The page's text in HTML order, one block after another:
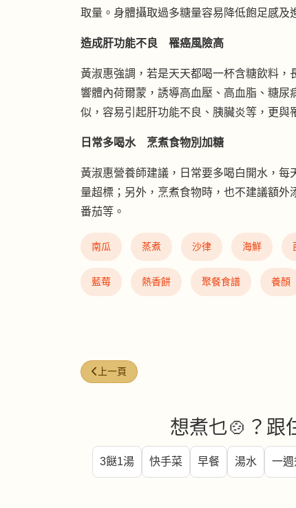
取量。身體攝取過多糖量容易降低飽足感及
造成肝功能不良 罹癌風險高
黃淑惠強調，若是天天都喝一杯含糖飲料
響體內荷爾蒙，誘導高血壓、高血脂、糖
似，容易引起肝功能不良、胰臟炎等，更與
日常多喝水 烹煮食物別加糖
黃淑惠營養師建議，日常要多喝白開水，
量超標；另外，烹煮食物時，也不建議額外
番茄等。
南瓜 蒸煮 沙律 海鮮
藍莓 熱香餅 聚餐食譜 養顏
上一篇文章: 夏日炎炎 喝粥消暑補脾胃
上一頁
想煮乜🍲？跟
3餸1湯 快手菜 早餐 湯水 一週